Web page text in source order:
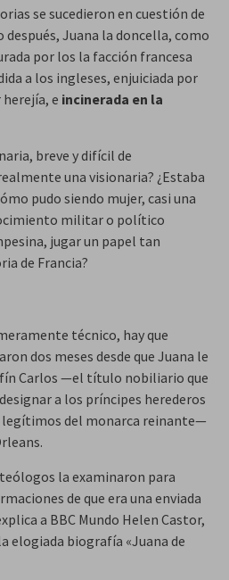
se sucedieron en cuestión de
Juana la doncella, como
por los la facción francesa
a los ingleses, enjuiciada por
e incinerada en la
breve y difícil de
una visionaria? ¿Estaba
pudo siendo mujer, casi una
militar o político
jugar un papel tan
de Francia?
técnico, hay que
dos meses desde que Juana le
Carlos —el título nobiliario que
a los príncipes herederos
del monarca reinante—
la examinaron para
de que era una enviada
a BBC Mundo Helen Castor,
elogiada biografía «Juana de